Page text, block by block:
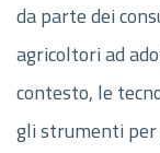
da parte dei
agricoltori ad
contesto, le
gli strumenti per